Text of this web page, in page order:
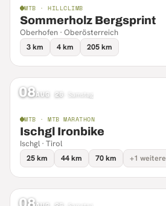
MTB · HILLCLIMB
Sommerholz Bergsprint
Oberhofen · Oberösterreich
3 km
4 km 205 km
08AUG 26 Samstag
MTB · MTB MARATHON
Ischgl Ironbike
Ischgl · Tirol
25 km
44 km 70 km +1 weitere
08